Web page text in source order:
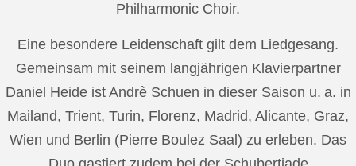
Philharmonic Choir.
Eine besondere Leidenschaft gilt dem Liedgesang.
Gemeinsam mit seinem langjährigen Klavierpartner
Daniel Heide ist Andrè Schuen in dieser Saison u. a. in
Mailand, Trient, Turin, Florenz, Madrid, Alicante, Graz,
Wien und Berlin (Pierre Boulez Saal) zu erleben. Das